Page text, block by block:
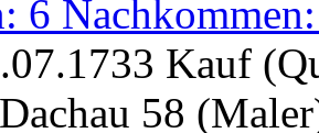
6
Kauf
58